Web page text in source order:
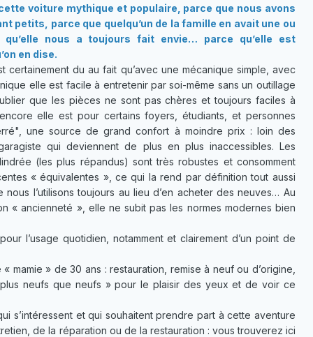
voiture mythique et populaire, parce que nous avons
petits, parce que quelqu’un de la famille en avait une ou
qu’elle nous a toujours fait envie… parce qu’elle est
en dise.
certainement du au fait qu’avec une mécanique simple, avec
elle est facile à entretenir par soi-même sans un outillage
que les pièces ne sont pas chères et toujours faciles à
encore elle est pour certains foyers, étudiants, et personnes
une source de grand confort à moindre prix : loin des
qui deviennent de plus en plus inaccessibles. Les
(les plus répandus) sont très robustes et consomment
« équivalentes », ce qui la rend par définition tout aussi
l’utilisons toujours au lieu d’en acheter des neuves… Au
« ancienneté », elle ne subit pas les normes modernes bien
l’usage quotidien, notamment et clairement d’un point de
mamie » de 30 ans : restauration, remise à neuf ou d’origine,
neufs que neufs » pour le plaisir des yeux et de voir ce
s’intéressent et qui souhaitent prendre part à cette aventure
de la réparation ou de la restauration : vous trouverez ici